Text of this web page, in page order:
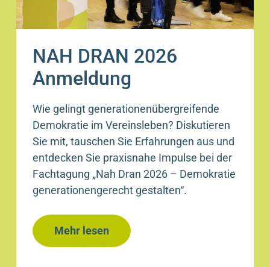
NAH DRAN 2026
Anmeldung
Wie gelingt generationenübergreifende
Demokratie im Vereinsleben? Diskutieren
Sie mit, tauschen Sie Erfahrungen aus und
entdecken Sie praxisnahe Impulse bei der
Fachtagung „Nah Dran 2026 – Demokratie
generationengerecht gestalten“.
Mehr lesen
NAH